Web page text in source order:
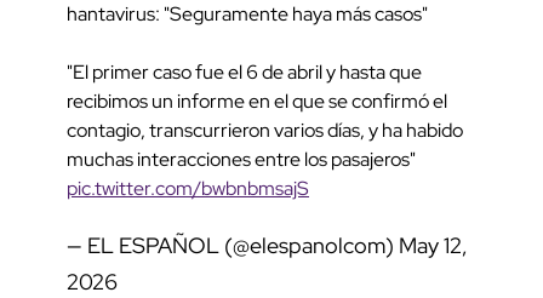
hantavirus: "Seguramente haya más casos"
"El primer caso fue el 6 de abril y hasta que
recibimos un informe en el que se confirmó el
contagio, transcurrieron varios días, y ha habido
muchas interacciones entre los pasajeros"
pic.twitter.com/bwbnbmsajS
— EL ESPAÑOL (@elespanolcom) May 12,
2026